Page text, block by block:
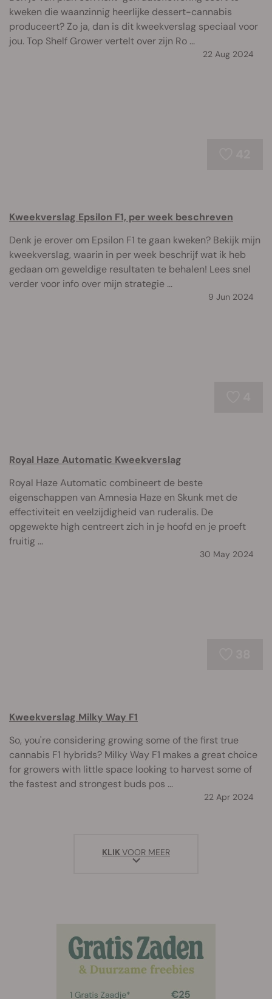
kweken die waanzinnig heerlijke dessert-cannabis
produceert? Zo ja, dan is dit kweekverslag speciaal voor
jou. Top Shelf Grower vertelt over zijn Ro ...
22 Aug 2024
Kweekverslag Epsilon F1, per week beschreven
Denk je erover om Epsilon F1 te gaan kweken? Bekijk mijn
kweekverslag, waarin in per week beschrijf wat ik heb
gedaan om geweldige resultaten te behalen! Lees snel
verder voor info over mijn strategie ...
9 Jun 2024
Royal Haze Automatic Kweekverslag
Royal Haze Automatic combineert de beste
eigenschappen van Amnesia Haze en Skunk met de
effectiviteit en veelzijdigheid van ruderalis. De
opgewekte high centreert zich in je hoofd en je proeft
fruitig ...
30 May 2024
Kweekverslag Milky Way F1
So, you're considering growing some of the first true
cannabis F1 hybrids? Milky Way F1 makes a great choice
for growers with little space looking to harvest some of
the fastest and strongest buds pos ...
22 Apr 2024
KLIKVOOR MEER